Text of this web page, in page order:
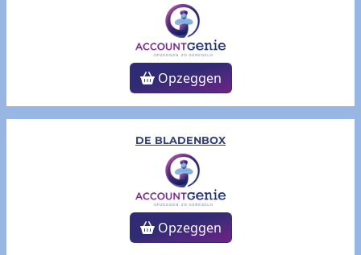
Opzeggen
DE BLADENBOX
Opzeggen